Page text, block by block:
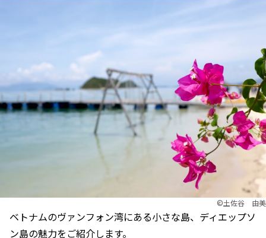
©土佐谷 由美
ベトナムのヴァンフォン湾にある小さな島、ディエップソ
ン島の魅力をご紹介します。